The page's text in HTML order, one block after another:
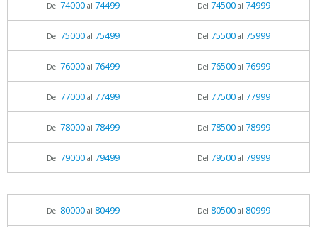
Del 74000al 74499 Del 74500al 74999
Del 75000al 75499 Del 75500al 75999
Del 76000al 76499 Del 76500al 76999
Del 77000al 77499 Del 77500al 77999
Del 78000al 78499 Del 78500al 78999
Del 79000al 79499 Del 79500al 79999
Del 80000al 80499 Del 80500al 80999